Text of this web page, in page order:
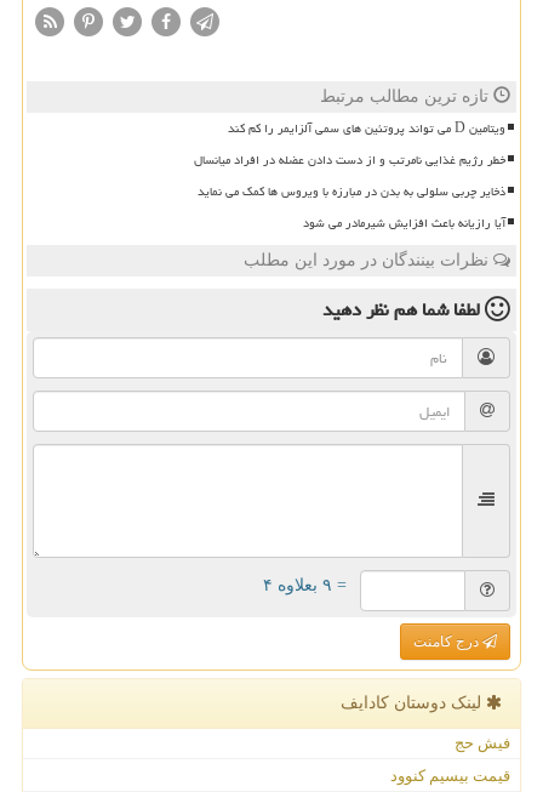
تازه ترین مطالب مرتبط
ویتامین D می تواند پروتئین های سمی آلزایمر را کم کند
خطر رژیم غذایی نامرتب و از دست دادن عضله در افراد میانسال
ذخایر چربی سلولی به بدن در مبارزه با ویروس ها کمک می نماید
آیا رازیانه باعث افزایش شیرمادر می شود
نظرات بینندگان در مورد این مطلب
لطفا شما همنظر دهید
= ۹ بعلاوه ۴
درج کامنت
لینک دوستان كادایف
فیش حج
قیمت بیسیم کنوود